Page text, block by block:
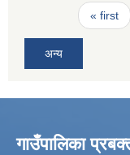
Pages« first
अन्य
गाउँपालिका